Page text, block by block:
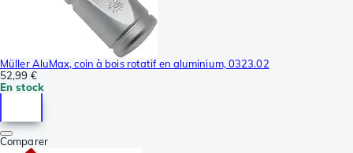
Müller AluMax, coin à bois rotatif en aluminium, 0323.02
52,99 €
En stock
Comparer